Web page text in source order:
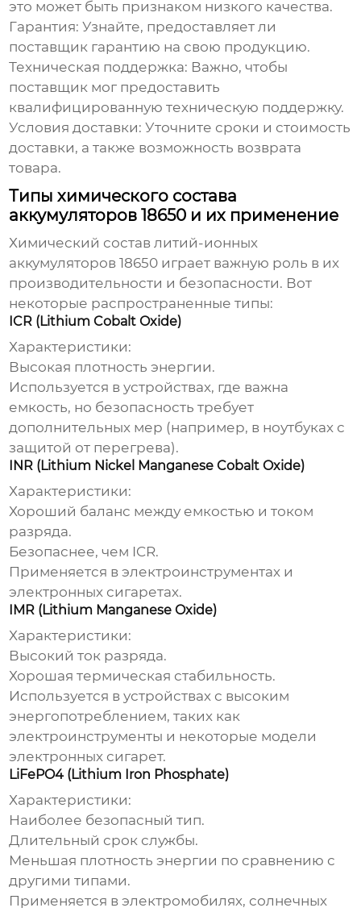
это может быть признаком низкого качества.
Гарантия: Узнайте, предоставляет ли
поставщик гарантию на свою продукцию.
Техническая поддержка: Важно, чтобы
поставщик мог предоставить
квалифицированную техническую поддержку.
Условия доставки: Уточните сроки и стоимость
доставки, а также возможность возврата
товара.
Типы химического состава
аккумуляторов 18650 и их применение
Химический составлитий-ионных
аккумуляторов 18650 играет важную роль в их
производительности и безопасности. Вот
некоторые распространенные типы:
ICR (Lithium Cobalt Oxide)
Характеристики:
Высокая плотность энергии.
Используется в устройствах, где важна
емкость, но безопасность требует
дополнительных мер (например, в ноутбуках с
защитой от перегрева).
INR (Lithium Nickel Manganese Cobalt Oxide)
Характеристики:
Хороший баланс между емкостью и током
разряда.
Безопаснее, чем ICR.
Применяется в электроинструментах и
электронных сигаретах.
IMR (Lithium Manganese Oxide)
Характеристики:
Высокий ток разряда.
Хорошая термическая стабильность.
Используется в устройствах с высоким
энергопотреблением, таких как
электроинструменты и некоторые модели
электронных сигарет.
LiFePO4 (Lithium Iron Phosphate)
Характеристики:
Наиболее безопасный тип.
Длительный срок службы.
Меньшая плотность энергии по сравнению с
другими типами.
Применяется в электромобилях, солнечных